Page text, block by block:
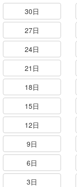
30日
27日
24日
21日
18日
15日
12日
9日
6日
3日